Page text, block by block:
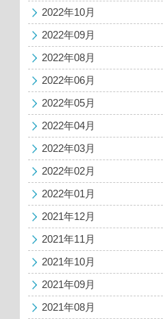
2022年10月
2022年09月
2022年08月
2022年06月
2022年05月
2022年04月
2022年03月
2022年02月
2022年01月
2021年12月
2021年11月
2021年10月
2021年09月
2021年08月